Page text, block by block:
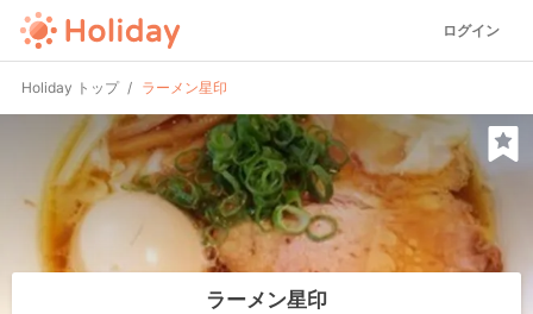
ログイン
Holiday トップ ラーメン星印
ラーメン星印